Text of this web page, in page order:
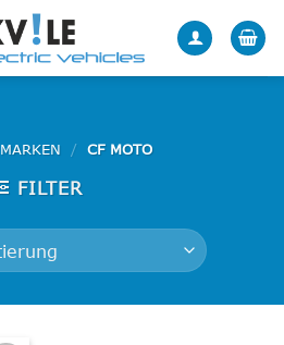
MARKEN / CF MOTO
FILTER